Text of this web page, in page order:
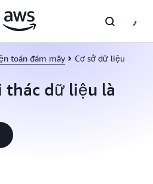
toán đám mây Cơ sở dữ liệu
thác dữ liệu là